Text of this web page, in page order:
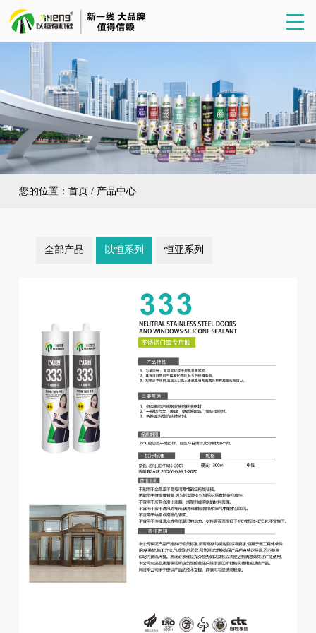
您的位置： 首页/ 产品中心
全部产品 以恒系列 恒亚系列